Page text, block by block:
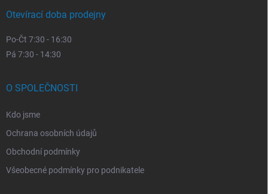
Otevírací doba prodejny
Po-Čt 7:30 - 16:30
Pá 7:30 - 14:30
O SPOLEČNOSTI
Kdo jsme
Ochrana osobních údajů
Obchodní podmínky
Všeobecné podmínky pro podnikatele